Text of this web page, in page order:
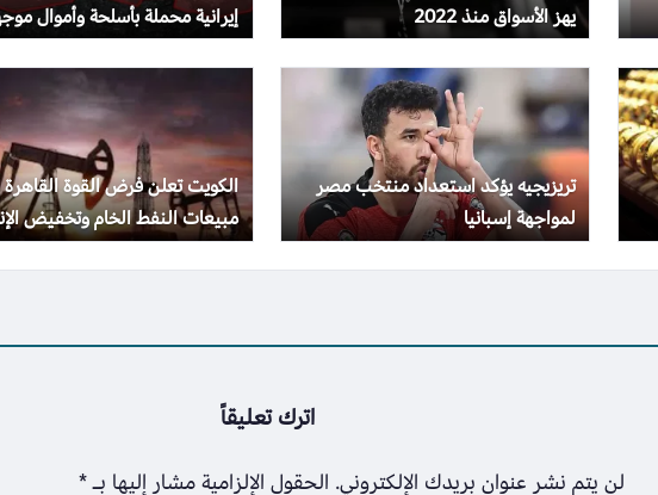
يهز الأسواق منذ 2022
إيرانية محملة بأسلحة وأموال
لحزب الله
تريزيجيه يؤكد استعداد منتخب مصر
لمواجهة إسبانيا
الكويت تعلن فرض القوة
مبيعات النفط الخام وتخفيض
بسبب الحرب
اترك تعليقاً
لن يتم نشر عنوان بريدك الإلكتروني. الحقول الإلزامية مشار إليها بـ*